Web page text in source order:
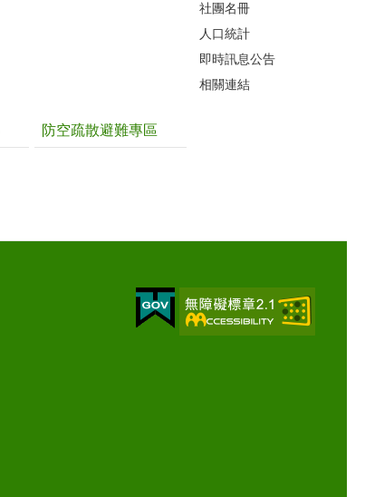
社團名冊
人口統計
即時訊息公告
相關連結
防空疏散避難專區